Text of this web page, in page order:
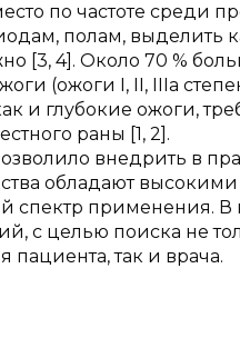
по частоте среди
полам, выделить
[3, 4]. Около 70 %
(ожоги I, II, IIIa
и глубокие ожоги,
раны [1, 2].
внедрить в
обладают высокими
спектр применения.
с целью поиска не
так и врача.